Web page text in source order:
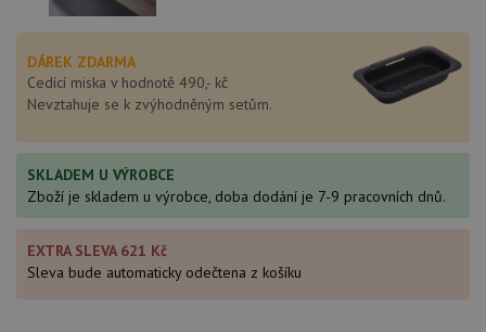
DÁREK ZDARMA
Cedící miska v hodnotě 490,- kč
Nevztahuje se k zvýhodněným setům.
SKLADEM U VÝROBCE
Zboží je skladem u výrobce, doba dodání je 7-9 pracovních dnů.
EXTRA SLEVA 621 Kč
Sleva bude automaticky odečtena z košíku